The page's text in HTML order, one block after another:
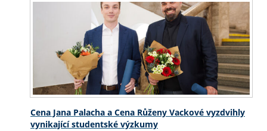
Cena Jana Palacha a Cena Růženy Vackové vyzdvihly
vynikající studentské výzkumy